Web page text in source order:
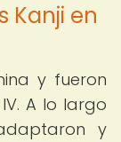
Kanji en
y fueron
A lo largo
y